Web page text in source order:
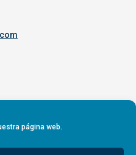
página web.